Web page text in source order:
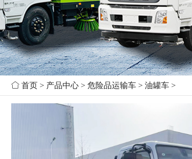
 首页 > 产品中心 > 危险品运输车 > 油罐车 >